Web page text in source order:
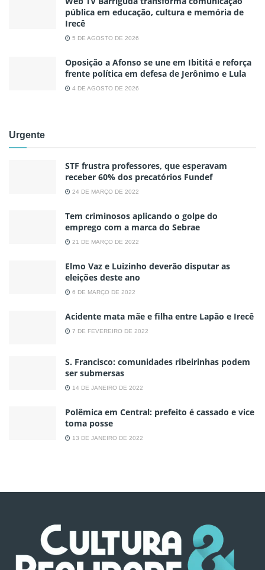
pública em educação, cultura e memória de
Irecê
5 DE AGOSTO DE 2026
Oposição a Afonso se une em Ibititá e reforça
frente política em defesa de Jerônimo e Lula
4 DE AGOSTO DE 2026
Urgente
STF frustra professores, que esperavam
receber 60% dos precatórios Fundef
24 DE MARÇO DE 2022
Tem criminosos aplicando o golpe do
emprego com a marca do Sebrae
21 DE MARÇO DE 2022
Elmo Vaz e Luizinho deverão disputar as
eleições deste ano
6 DE MARÇO DE 2022
Acidente mata mãe e filha entre Lapão e Irecê
7 DE FEVEREIRO DE 2022
S. Francisco: comunidades ribeirinhas podem
ser submersas
14 DE JANEIRO DE 2022
Polêmica em Central: prefeito é cassado e vice
toma posse
13 DE JANEIRO DE 2022